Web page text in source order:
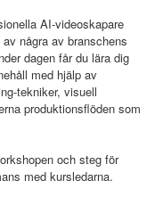
AI-videoskapare
några av branschens
dagen får du lära dig
med hjälp av
tekniker, visuell
produktionsflöden som
och steg för
med kursledarna.